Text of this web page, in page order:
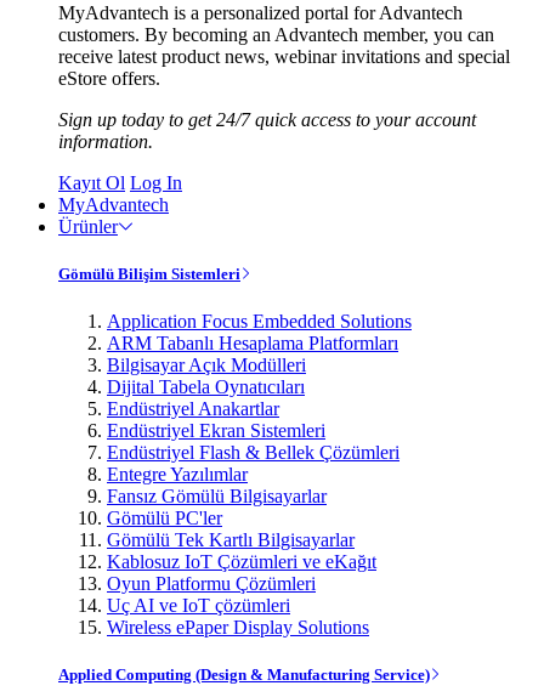
MyAdvantech is a personalized portal for Advantech
customers. By becoming an Advantech member, you can
receive latest product news, webinar invitations and special
eStore offers.
Sign up today to get 24/7 quick access to your account
information.
Kayıt Ol Log In
MyAdvantech
Ürünler
Gömülü Bilişim Sistemleri
Application Focus Embedded Solutions
ARM Tabanlı Hesaplama Platformları
Bilgisayar Açık Modülleri
Dijital Tabela Oynatıcıları
Endüstriyel Anakartlar
Endüstriyel Ekran Sistemleri
Endüstriyel Flash & Bellek Çözümleri
Entegre Yazılımlar
Fansız Gömülü Bilgisayarlar
Gömülü PC'ler
Gömülü Tek Kartlı Bilgisayarlar
Kablosuz IoT Çözümleri ve eKağıt
Oyun Platformu Çözümleri
Uç AI ve IoT çözümleri
Wireless ePaper Display Solutions
Applied Computing (Design & Manufacturing Service)